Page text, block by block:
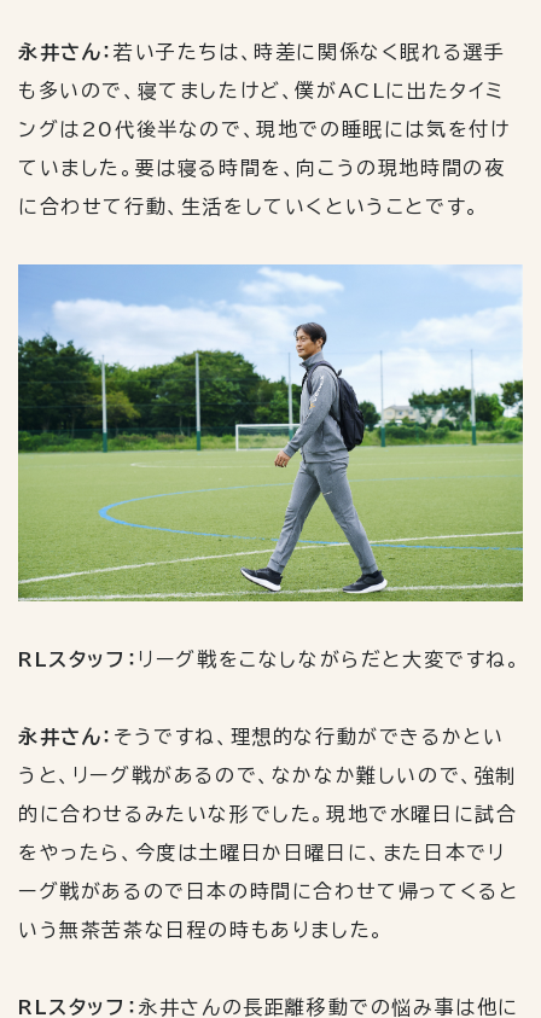
永井さん： 若い子たちは、時差に関係なく眠れる選手
も多いので、寝てましたけど、僕がACL に出たタイミ
ングは 20代後半なので、現地での睡眠には気を付け
ていました。要は寝る時間を、向こうの現地時間の夜
に合わせて行動、生活をしていくということです。
RLスタッフ： リーグ戦をこなしながらだと大変ですね。
永井さん： そうですね、理想的な行動ができるかとい
うと、リーグ戦があるので、なかなか難しいので、強制
的に合わせるみたいな形でした。現地で水曜日に試合
をやったら、今度は土曜日か日曜日に、また日本でリ
ーグ戦があるので日本の時間に合わせて帰ってくると
いう無茶苦茶な日程の時もありました。
RLスタッフ： 永井さんの長距離移動での悩み事は他に